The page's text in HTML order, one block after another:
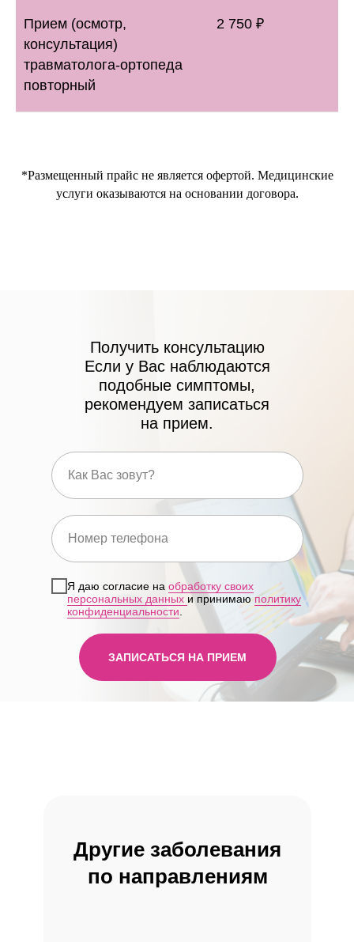
Прием (осмотр,
консультация)
травматолога-ортопеда
повторный
2 750 ₽
*Размещенный прайс не является офертой. Медицинские
услуги оказываются на основании договора.
Получить консультацию
Если у Вас наблюдаются
подобные симптомы,
рекомендуем записаться
на прием.
Я даю согласие на обработку своих
персональных данных и принимаюполитику
конфиденциальности
ЗАПИСАТЬСЯ НА ПРИЕМ
Другие заболевания
по направлениям
Минздрава России
Л041-01137-77/00321275 и
Л041-01137-77/01173714
Посмотреть лицензии
КАК К НАМ ДОБРАТЬСЯ